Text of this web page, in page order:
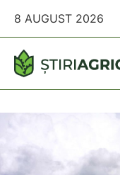
8 AUGUST 2026